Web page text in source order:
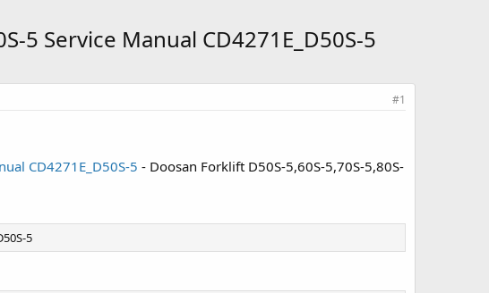
5 Service Manual CD4271E_D50S-5
#1
CD4271E_D50S-5 - Doosan Forklift D50S-5,60S-5,70S-5,80S-
5